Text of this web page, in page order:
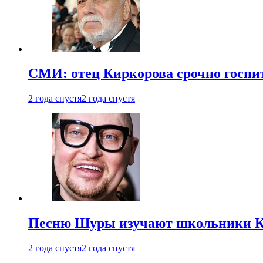
СМИ: отец Киркорова срочно
2 года спустя2 года спустя
Песню Шуры изучают школьники
2 года спустя2 года спустя